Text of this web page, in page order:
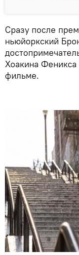
Сразу после
ньюйоркский
Хоакина Феникса
фильме.